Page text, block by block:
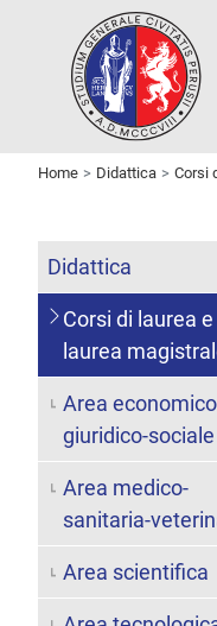
Home Didattica Corsi
Didattica
Corsi di laurea e
laurea
Area
giuridico-sociale
Area medico-
sanitaria-
Area scientifica